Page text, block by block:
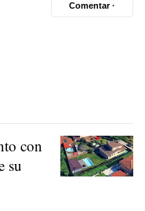
Comentar ·
con
su